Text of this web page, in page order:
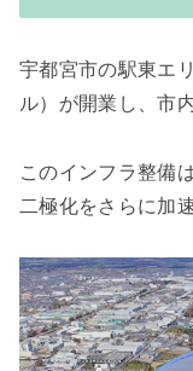
宇都宮市の駅東エ
ル）が開業し、市
このインフラ整備
二極化をさらに加